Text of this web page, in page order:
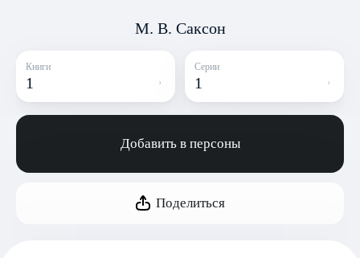
М. В. Саксон
Книги
1
Серии
1
Добавить в персоны
Поделиться